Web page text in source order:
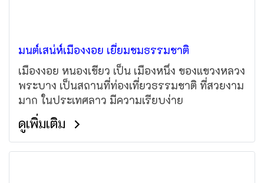
มนต์เสน่ห์เมืองงอย เยี่ยมชมธรรมชาติ
เมืองงอย หนองเขียว เป็น เมืองหนึ่ง ของแขวงหลวง
พระบาง เป็นสถานที่ท่องเที่ยวธรรมชาติ ที่สวยงาม
มาก ในประเทศลาว มีความเรียบง่าย
ดูเพิ่มเติม